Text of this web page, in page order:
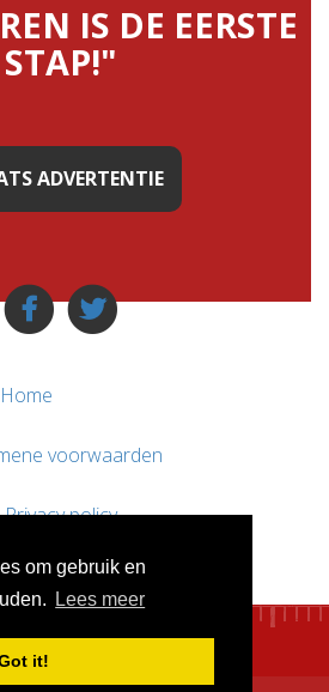
om gebruik en
Lees meer
it!
IS DE EERSTE
STAP!"
ADVERTENTIE
Home
voorwaarden
Privacy policy
/ Support